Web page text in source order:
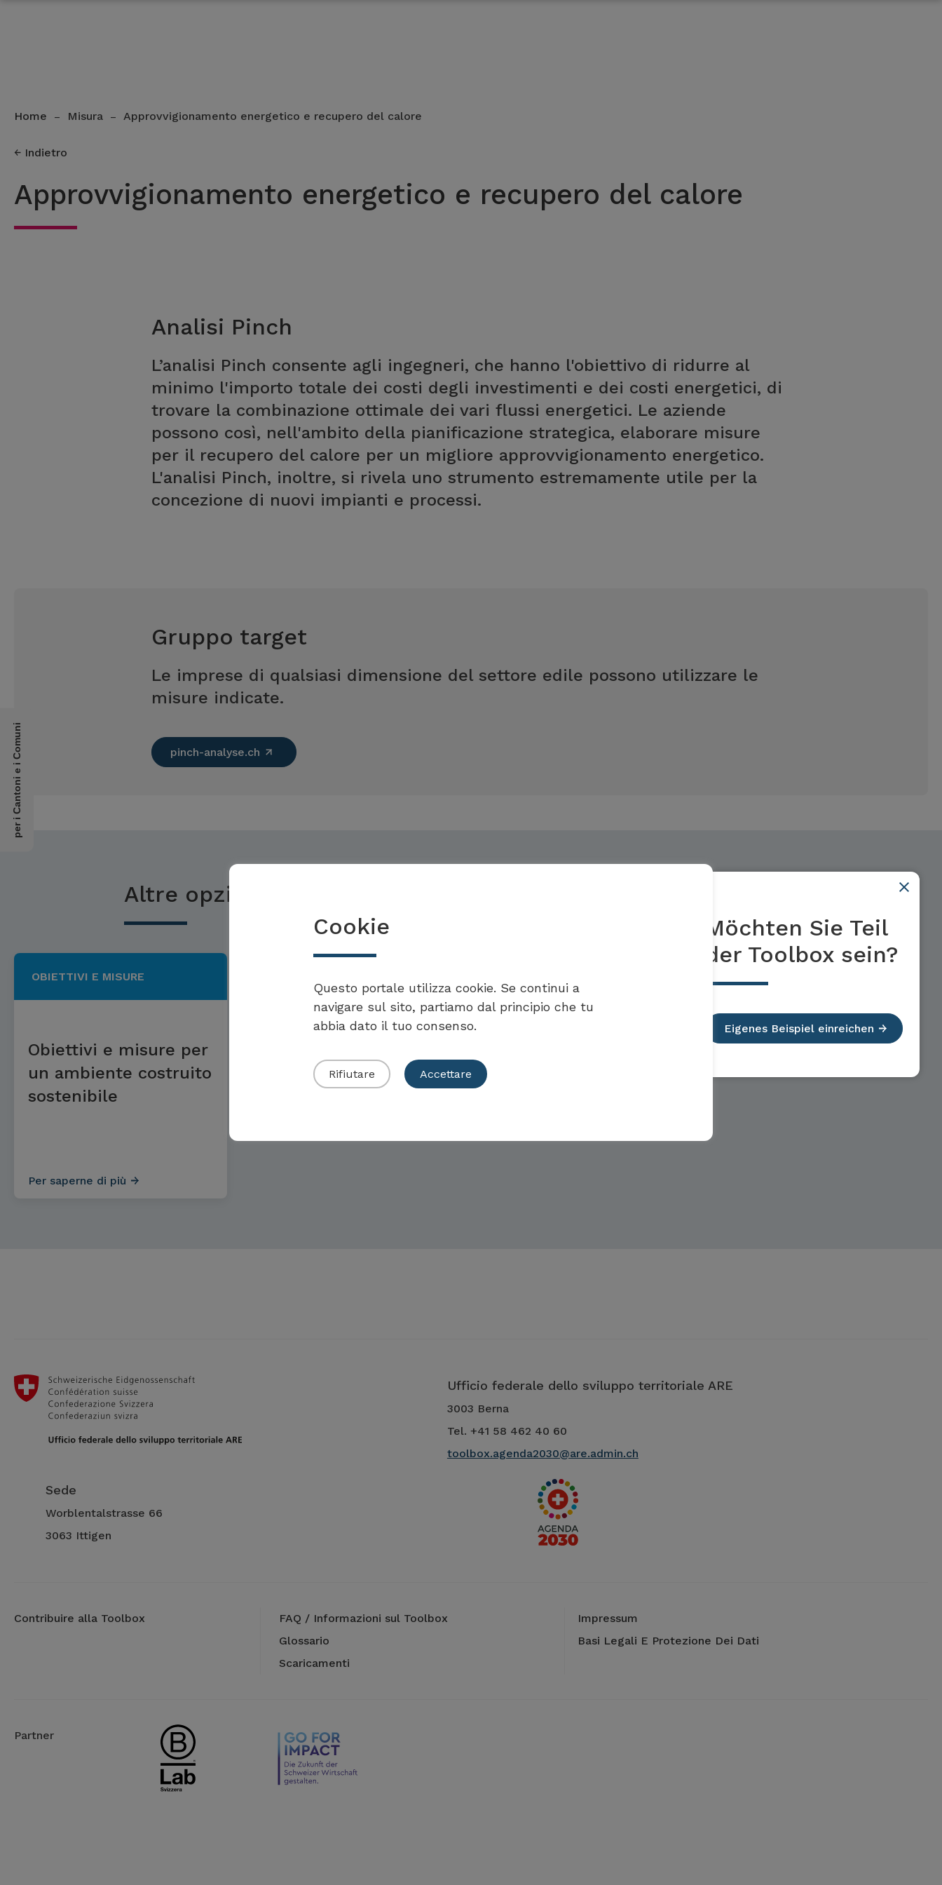
Home – Misura – Approvvigionamento energetico e recupero del calore
Indietro
Approvvigionamento energetico e recupero del calore
Analisi Pinch
L’analisi Pinch consente agli ingegneri, che hanno l'obiettivo di ridurre al
minimo l'importo totale dei costi degli investimenti e dei costi energetici, di
trovare la combinazione ottimale dei vari flussi energetici. Le aziende
possono così, nell'ambito della pianificazione strategica, elaborare misure
per il recupero del calore per un migliore approvvigionamento energetico.
L'analisi Pinch, inoltre, si rivela uno strumento estremamente utile per la
concezione di nuovi impianti e processi.
Gruppo target
Le imprese di qualsiasi dimensione del settore edile possono utilizzare le
misure indicate.
pinch-analyse.ch
Möchten Sie Teil
der Toolbox sein?
Eigenes Beispiel einreichen
Altre opzioni
OBIETTIVI E MISURE
Obiettivi e misure per
un ambiente costruito
sostenibile
Per saperne di più
Ufficio federale dello sviluppo territoriale ARE
3003 Berna
Tel. +41 58 462 40 60
toolbox.agenda2030@are.admin.ch
Sede
Worblentalstrasse 66
3063 Ittigen
Contribuire alla Toolbox
FAQ / Informazioni sul Toolbox
Glossario
Scaricamenti
Impressum
Basi Legali E Protezione Dei Dati
Partner
per i Cantoni e i Comuni
Cookie
Questo portale utilizza cookie. Se continui a
navigare sul sito, partiamo dal principio che tu
abbia dato il tuo consenso.
Rifiutare Accettare